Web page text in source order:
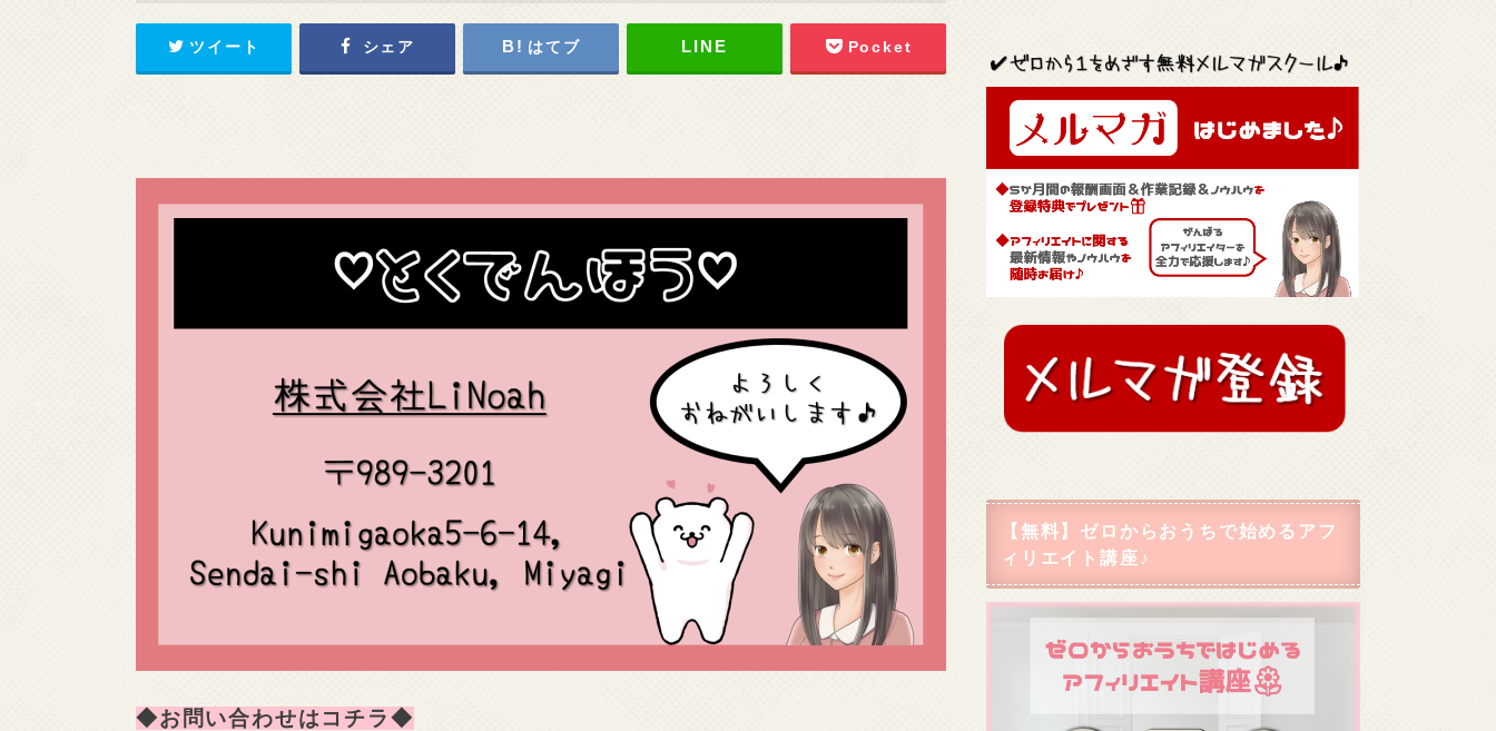
ツイート シェア はてブ Pocket
◆お問い合わせはコチラ◆
【無料】ゼロからおうちで始めるアフ
ィリエイト講座♪